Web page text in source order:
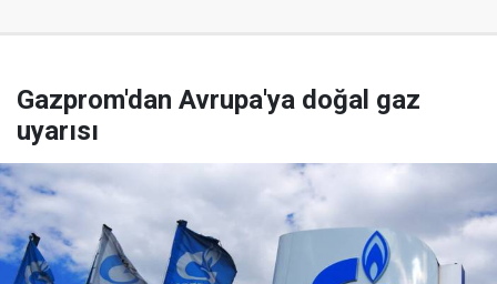
Gazprom'dan Avrupa'ya doğal gaz
uyarısı